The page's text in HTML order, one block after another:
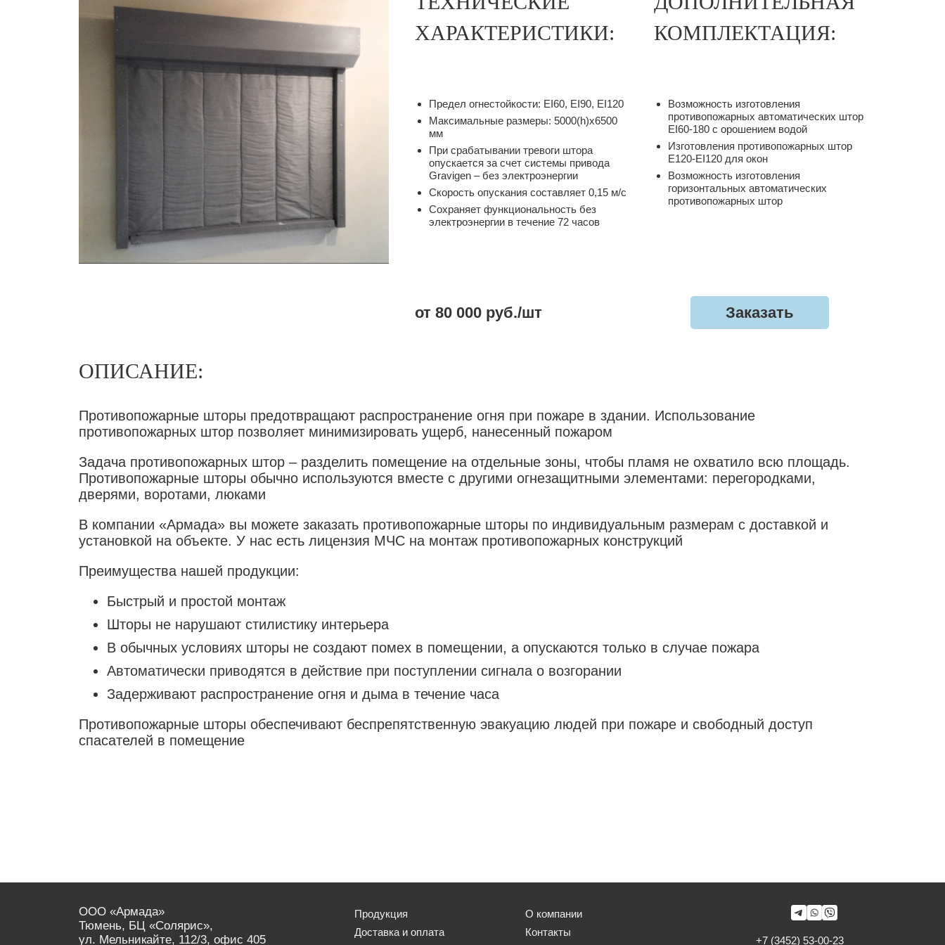
ХАРАКТЕРИСТИКИ:
Предел огнестойкости: EI60, EI90, EI120
Максимальные размеры: 5000(h)x6500
мм
При срабатывании тревоги штора
опускается за счет системы привода
Gravigen – без электроэнергии
Скорость опускания составляет 0,15 м/с
Сохраняет функциональность без
электроэнергии в течение 72 часов
от 80 000 руб./шт
КОМПЛЕКТАЦИЯ:
Возможность изготовления
противопожарных автоматических штор
EI60-180 с орошением водой
Изготовления противопожарных штор
E120-EI120 для окон
Возможность изготовления
горизонтальных автоматических
противопожарных штор
Заказать
ОПИСАНИЕ:
Противопожарные шторы предотвращают распространение огня при пожаре в здании. Использование
противопожарных штор позволяет минимизировать ущерб, нанесенный пожаром
Задача противопожарных штор – разделить помещение на отдельные зоны, чтобы пламя не охватило всю площадь.
Противопожарные шторы обычно используются вместе с другими огнезащитными элементами: перегородками,
дверями, воротами, люками
В компании «Армада» вы можете заказать противопожарные шторы по индивидуальным размерам с доставкой и
установкой на объекте. У нас есть лицензия МЧС на монтаж противопожарных конструкций
Преимущества нашей продукции:
Быстрый и простой монтаж
Шторы не нарушают стилистику интерьера
В обычных условиях шторы не создают помех в помещении, а опускаются только в случае пожара
Автоматически приводятся в действие при поступлении сигнала о возгорании
Задерживают распространение огня и дыма в течение часа
Противопожарные шторы обеспечивают беспрепятственную эвакуацию людей при пожаре и свободный доступ
спасателей в помещение
ООО «Армада»
Тюмень, БЦ «Солярис»,
ул. Мельникайте, 112/3, офис 405
Продукция
Доставка и оплата
О компании
Контакты
+7 (3452) 53-00-23